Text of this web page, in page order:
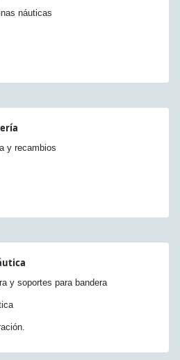
náuticas
y recambios
y soportes para bandera